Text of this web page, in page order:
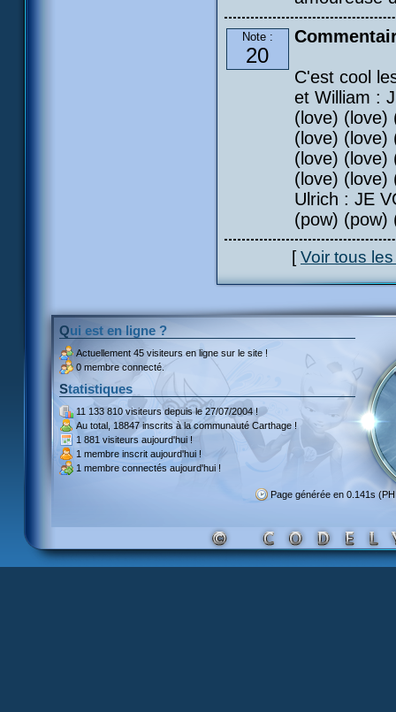
Note :
20
C'est cool
et William :
(love) (love)
(love) (love)
(love) (love)
(love) (love)
Ulrich : JE
(pow) (pow)
[Voir tous
Qui est en ligne ?
Actuellement 45 visiteurs en ligne sur le site !
0 membre connecté.
Statistiques
11 133 810 visiteursdepuis le 27/07/2004 !
Au total, 18847 inscritsà la communauté Carthage !
1 881 visiteurs aujourd'hui !
1 membre inscrit aujourd'hui !
1 membre connectés aujourd'hui !
Page générée en 0.141s